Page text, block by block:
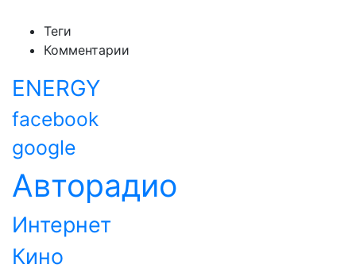
Теги
Комментарии
ENERGY
facebook
google
Авторадио
Интернет
Кино